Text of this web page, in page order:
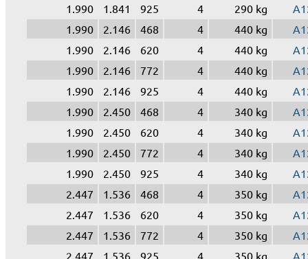
1.990
1.841 925 4 290 kg
1.990
2.146 468 4 440 kg
1.990
2.146 620 4 440 kg
1.990
2.146 772 4 440 kg
1.990
2.146 925 4 440 kg
1.990
2.450 468 4 340 kg
1.990
2.450 620 4 340 kg
1.990
2.450 772 4 340 kg
1.990
2.450 925 4 340 kg
2.447
1.536 468 4 350 kg
2.447
1.536 620 4 350 kg
2.447
1.536 772 4 350 kg
2.447
1.536 925 4 350 kg